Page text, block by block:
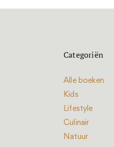
Categoriën
Alle boeken
Kids
Lifestyle
Culinair
Natuur